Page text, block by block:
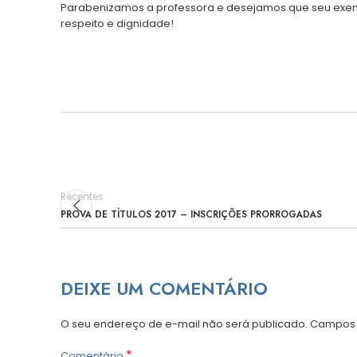
Parabenizamos a professora e desejamos que seu
respeito e dignidade!
Recentes
PROVA DE TÍTULOS 2017 – INSCRIÇÕES PRORROGADAS
DEIXE UM COMENTÁRIO
O seu endereço de e-mail não será publicado.